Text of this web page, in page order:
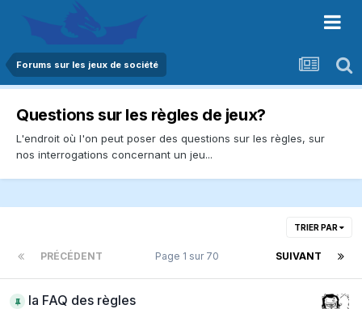
Forums sur les jeux de société
Questions sur les règles de jeux?
L'endroit où l'on peut poser des questions sur les règles, sur
nos interrogations concernant un jeu...
TRIER PAR
PRÉCÉDENT SUIVANT
Page 1 sur 70
la FAQ des règles